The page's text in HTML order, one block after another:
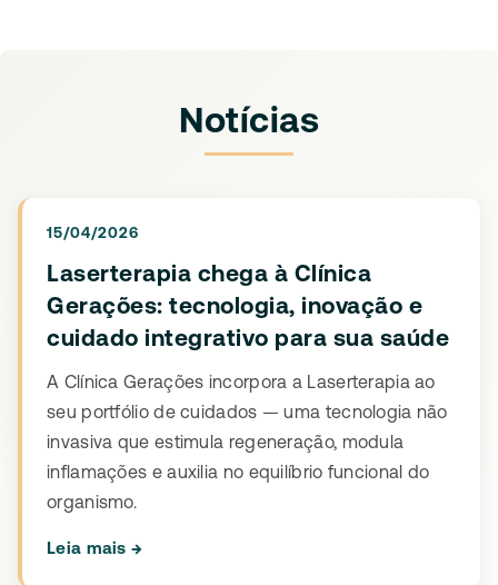
Notícias
15/04/2026
Laserterapia chega à Clínica
Gerações: tecnologia, inovação e
cuidado integrativo para sua saúde
A Clínica Gerações incorpora a Laserterapia ao
seu portfólio de cuidados — uma tecnologia não
invasiva que estimula regeneração, modula
inflamações e auxilia no equilíbrio funcional do
organismo.
Leia mais →